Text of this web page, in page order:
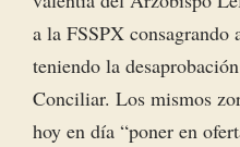
a la FSSPX consagrando
teniendo la
Conciliar. Los mismos
hoy en día “poner en